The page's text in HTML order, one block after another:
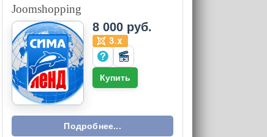
Joomshopping
8 000 руб.
Купить
Подробнее...